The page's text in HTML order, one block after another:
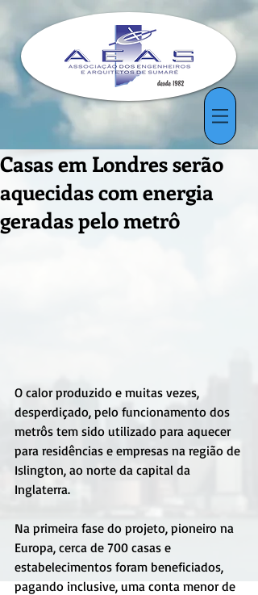
Casas em Londres serão
aquecidas com energia
geradas pelo metrô
O calor produzido e muitas vezes,
desperdiçado, pelo funcionamento dos
metrôs tem sido utilizado para aquecer
para residências e empresas na região de
Islington, ao norte da capital da
Inglaterra.
Na primeira fase do projeto, pioneiro na
Europa, cerca de 700 casas e
estabelecimentos foram beneficiados,
pagando inclusive, uma conta menor de